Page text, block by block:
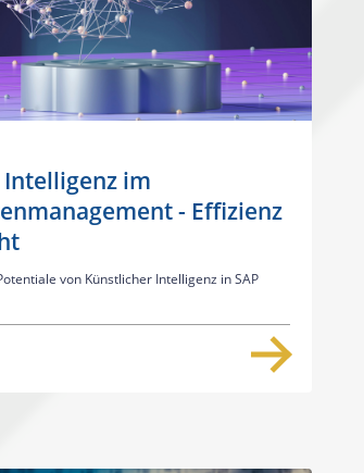
im
- Effizienz
von Künstlicher Intelligenz in SAP